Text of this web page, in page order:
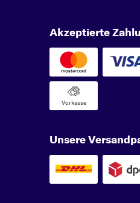
Akzeptierte
Vorkasse
Unsere